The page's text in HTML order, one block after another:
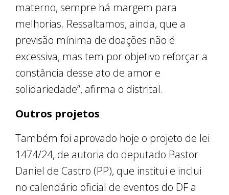
materno, sempre há margem para
melhorias. Ressaltamos, ainda, que a
previsão mínima de doações não é
excessiva, mas tem por objetivo reforçar a
constância desse ato de amor e
solidariedade”, afirma o distrital.
Outros projetos
Também foi aprovado hoje o projeto de lei
1474/24, de autoria do deputado Pastor
Daniel de Castro (PP), que institui e inclui
no calendário oficial de eventos do DF a